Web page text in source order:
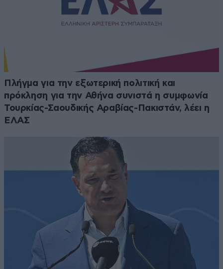
Πλήγμα για την εξωτερική πολιτική και
πρόκληση για την Αθήνα συνιστά η συμφωνία
Τουρκίας-Σαουδικής Αραβίας-Πακιστάν, λέει η
ΕΛΑΣ